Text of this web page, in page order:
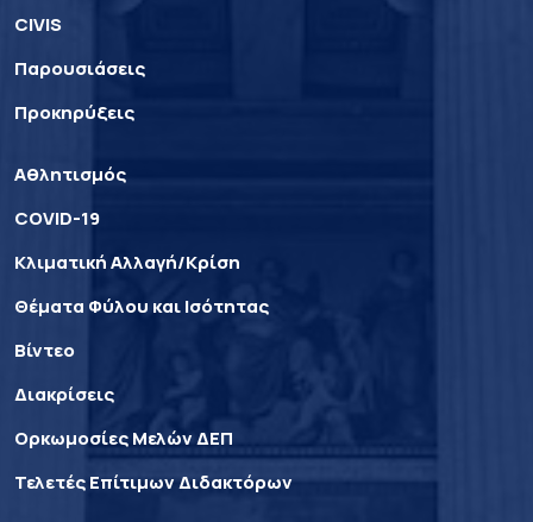
CIVIS
Παρουσιάσεις
Προκηρύξεις
Αθλητισμός
COVID-19
Κλιματική Αλλαγή/Κρίση
Θέματα Φύλου και Ισότητας
Βίντεο
Διακρίσεις
Ορκωμοσίες Μελών ΔΕΠ
Τελετές Επίτιμων Διδακτόρων